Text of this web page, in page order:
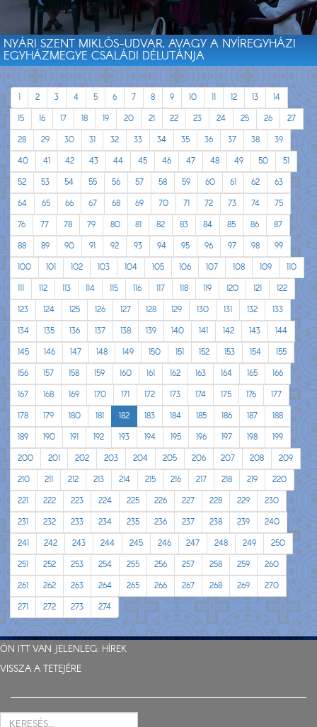
NYÁRI SZENT MIKLÓS-UDVAR, AVAGY A NYÍREGYHÁZI
EGYHÁZMEGYE CSALÁDI DÉLUTÁNJA
1 2 3 4 5 6 7 8 9 10 11 12 13
14
15
16 17 18 19 20 21 22 23 24 25 26
27
28
29 30 31 32 33 34 35 36 37 38
39
40
41 42 43 44 45 46 47 48 49 50
51
52
53 54 55 56 57 58 59 60 61 62
63
64
65 66 67 68 69 70 71 72 73 74
75
76
77 78 79 80 81 82 83 84 85 86
87
88
89 90 91 92 93 94 95 96 97 98
99
100
101 102 103 104 105 106 107 108 109
110
111
112 113 114 115 116 117 118 119 120 121
122
123
124 125 126 127 128 129 130 131 132
133
134
135 136 137 138 139 140 141 142 143
144
145
146 147 148 149 150 151 152 153 154
155
156
157 158 159 160 161 162 163 164 165
166
167
168 169 170 171 172 173 174 175 176
177
178
179 180 181 182 183 184 185 186 187
188
189
190 191 192 193 194 195 196 197 198
199
200
201 202 203 204 205 206 207 208
209
210
211 212 213 214 215 216 217 218 219
220
221
222 223 224 225 226 227 228 229
230
231
232 233 234 235 236 237 238 239
240
241
242 243 244 245 246 247 248 249
250
251
252 253 254 255 256 257 258 259
260
261
262 263 264 265 266 267 268 269
270
271
272 273 274
ÖN ITT VAN JELENLEG: HÍREK
VISSZA A TETEJÉRE